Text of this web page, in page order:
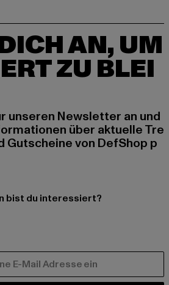
AN, UM
ZU BLEI
unseren Newsletter an und
über aktuelle Tre
Gutscheine von DefShop p
bist du interessiert?